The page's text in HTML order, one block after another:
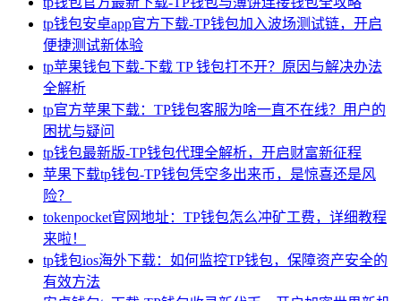
tp钱包安卓app官方下载-TP钱包加入波场测试链，开启
便捷测试新体验
tp苹果钱包下载-下载 TP 钱包打不开？原因与解决办法
全解析
tp官方苹果下载：TP钱包客服为啥一直不在线？用户的
困扰与疑问
tp钱包最新版-TP钱包代理全解析，开启财富新征程
苹果下载tp钱包-TP钱包凭空多出来币，是惊喜还是风
险？
tokenpocket官网地址：TP钱包怎么冲矿工费，详细教程
来啦！
tp钱包ios海外下载：如何监控TP钱包，保障资产安全的
有效方法